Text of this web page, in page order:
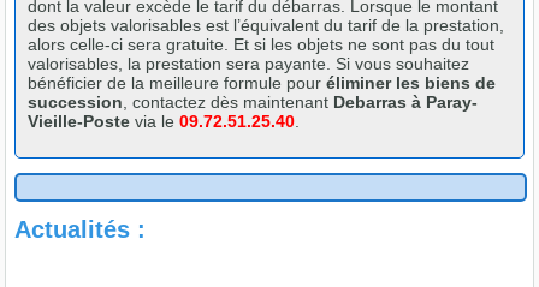
dont la valeur excède le tarif du débarras. Lorsque le montant
des objets valorisables est l’équivalent du tarif de la prestation,
alors celle-ci sera gratuite. Et si les objets ne sont pas du tout
valorisables, la prestation sera payante. Si vous souhaitez
bénéficier de la meilleure formule pouréliminer les biens de
succession , contactez dès maintenant Debarras à Paray-
Vieille-Postevia le09.72.51.25.40
Actualités :